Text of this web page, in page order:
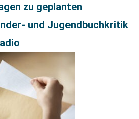
zu geplanten
und Jugendbuchkritik